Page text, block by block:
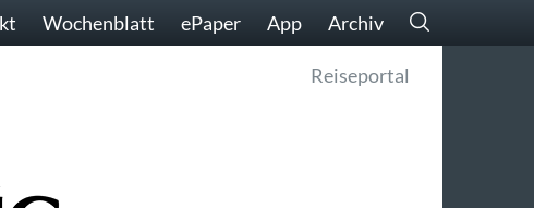
Wochenblatt ePaper App Archiv
Reiseportal